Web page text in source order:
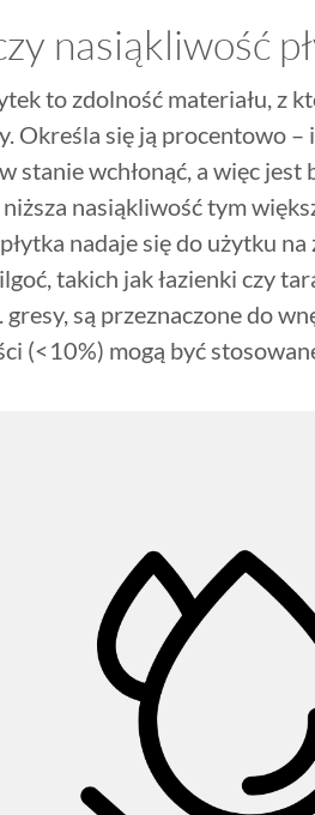
nasiąkliwość
to zdolność materiału, z
Określa się ją procentowo
stanie wchłonąć, a więc
nasiąkliwość tym
nadaje się do użytku
takich jak łazienki czy
są przeznaczone do
(<10%) mogą być